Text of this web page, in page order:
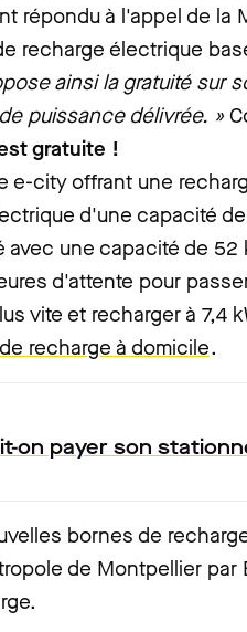
répondu à l'appel de la
recharge électrique
ainsi la gratuité sur
puissance délivrée. »
gratuite !
e-city offrant une
d'une capacité
avec une capacité de 52
d'attente pour
vite et recharger à 7,4
recharge à domicile.
on payer son
bornes de
de Montpellier par